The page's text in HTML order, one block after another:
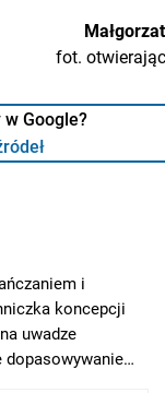
fot.
Google?
i
koncepcji
uwadze
dopasowywanie